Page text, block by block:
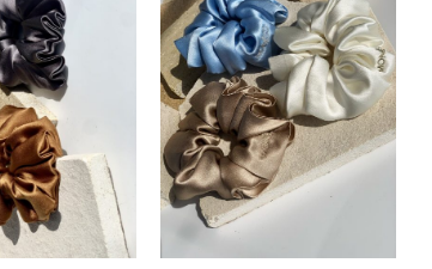
ДОБАВЯНЕ В
КОЛИЧКАТА
ДОБАВЯНЕ В
КОЛИЧКАТА